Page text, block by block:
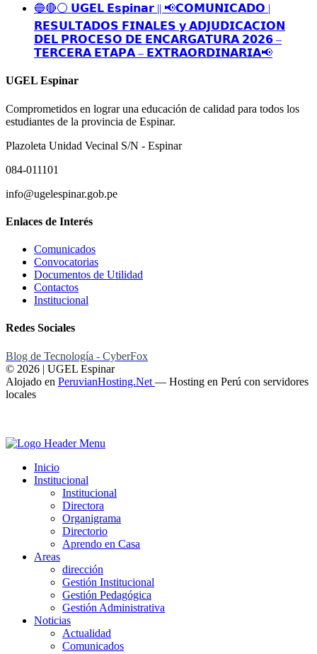
🔵🔴⚪️ 𝗨𝗚𝗘𝗟 𝗘𝘀𝗽𝗶𝗻𝗮𝗿 || 📢𝗖𝗢𝗠𝗨𝗡𝗜𝗖𝗔𝗗𝗢 |
𝗥𝗘𝗦𝗨𝗟𝗧𝗔𝗗𝗢𝗦 𝗙𝗜𝗡𝗔𝗟𝗘𝗦 𝘆 𝗔𝗗𝗝𝗨𝗗𝗜𝗖𝗔𝗖𝗜𝗢𝗡
𝗗𝗘𝗟 𝗣𝗥𝗢𝗖𝗘𝗦𝗢 𝗗𝗘 𝗘𝗡𝗖𝗔𝗥𝗚𝗔𝗧𝗨𝗥𝗔 𝟮𝟬𝟮𝟲 –
𝗧𝗘𝗥𝗖𝗘𝗥𝗔 𝗘𝗧𝗔𝗣𝗔 – 𝗘𝗫𝗧𝗥𝗔𝗢𝗥𝗗𝗜𝗡𝗔𝗥𝗜𝗔📢
UGEL Espinar
Comprometidos en lograr una educación de calidad para todos los
estudiantes de la provincia de Espinar.
Plazoleta Unidad Vecinal S/N - Espinar
084-011101
info@ugelespinar.gob.pe
Enlaces de Interés
Comunicados
Convocatorias
Documentos de Utilidad
Contactos
Institucional
Redes Sociales
Blog de Tecnología - CyberFox
© 2026 | UGEL Espinar
Alojado en PeruvianHosting.Net — Hosting en Perú con servidores
locales
Inicio
Institucional
Institucional
Directora
Organigrama
Directorio
Aprendo en Casa
Areas
dirección
Gestión Institucional
Gestión Pedagógica
Gestión Administrativa
Noticias
Actualidad
Comunicados